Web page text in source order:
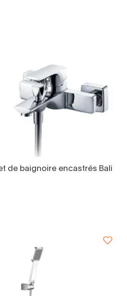
de baignoire encastrés Bali